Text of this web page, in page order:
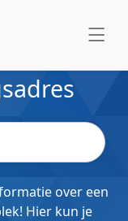
over een
Hier kun je